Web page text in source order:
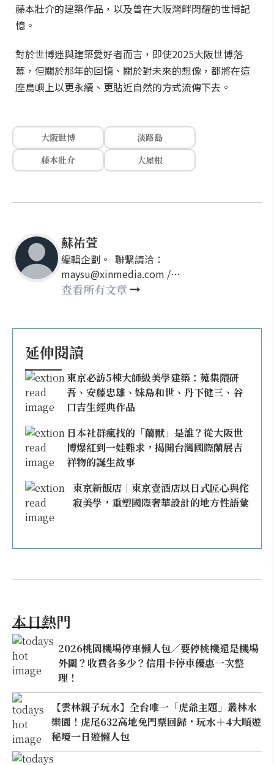
藤本壯介的建築作品，以及曾在大阪灣畔閃耀的世博記
憶。
對於世博迷與建築愛好者而言，即使2025大阪世博落
幕，但關於那年的回憶、關於對未來的想像，都將在這
座島嶼上以更永續、更貼近自然的方式流傳下去。
大阪世博
淡路島
藤本壯介
大屋根
蘇祐萱
編輯企劃。 聯繫請洽：
maysu@xinmedia.com /
may860527@gmail.com
查看所有文章
延伸閱讀
東京必訪5棟大師級美學建築：蒐集隈研
吾、安藤忠雄、妹島和世、丹下健三、谷
口吉生經典作品
日本社群瘋找的「蘭獸」是誰？從大阪世
博爆紅到一娃難求，揭開台灣國際蘭展吉
祥物的誕生故事
東京新飯店｜東京壹酒店以日式匠心與侘
寂美學，重塑國際奢華設計的地方性語彙
本日熱門
2026桃園機場停車懶人包／要停桃機還是機場
外圍？收費各多少？信用卡停車優惠一次整
理！
【雲林親子玩水】全台唯一「虎爺主題」叢林水
樂園！虎尾632高地免門票回歸，玩水＋4大順遊
秘境一日遊懶人包